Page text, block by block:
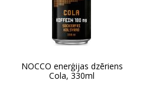
NOCCO enerģijas dzēriens
Cola, 330ml